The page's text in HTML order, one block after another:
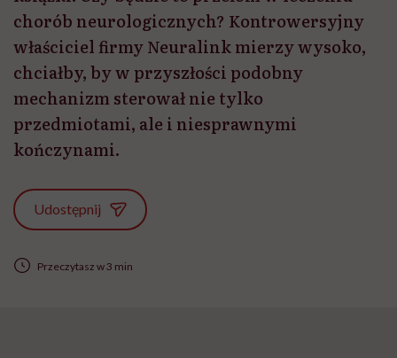
chorób neurologicznych? Kontrowersyjny
właściciel firmy Neuralink mierzy wysoko,
chciałby, by w przyszłości podobny
mechanizm sterował nie tylko
przedmiotami, ale i niesprawnymi
kończynami.
Udostępnij
Przeczytasz w 3 min